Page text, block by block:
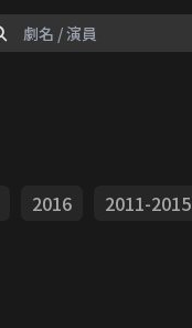
2016 2011-2015